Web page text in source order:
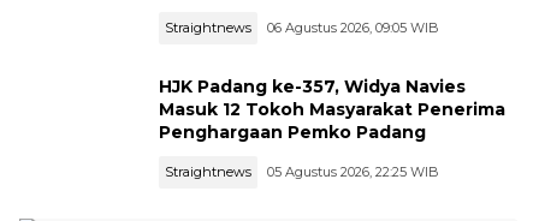
Straightnews 06 Agustus 2026, 09:05 WIB
HJK Padang ke-357, Widya Navies
Masuk 12 Tokoh Masyarakat Penerima
Penghargaan Pemko Padang
Straightnews 05 Agustus 2026, 22:25 WIB